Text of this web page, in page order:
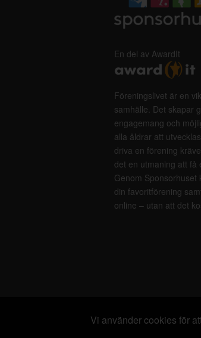
En del av AwardIt
Föreningslivet är en
samhälle. Det skapar
engagemang och
alla åldrar att
driva en förening
det en utmaning att få
Genom Sponsorhuset
din favoritförening
online – utan att det
Vi använder cookies för